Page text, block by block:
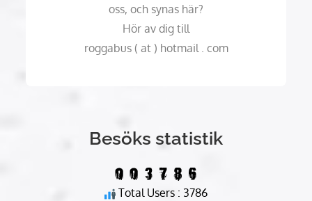
oss, och synas här?
Hör av dig till
roggabus ( at ) hotmail . com
Besöks statistik
Total Users : 3786